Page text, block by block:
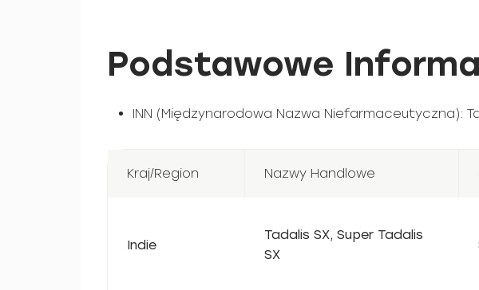
Podstawowe
INN (Międzynarodowa Nazwa Niefarmaceutyczna):
Kraj/Region Nazwy Handlowe
Indie
Tadalis SX, Super Tadalis
SX